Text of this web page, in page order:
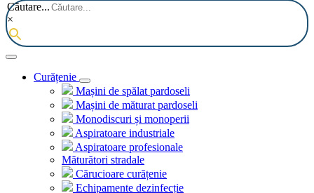
Căutare...
×
Curățenie
Mașini de spălat pardoseli
Mașini de măturat pardoseli
Monodiscuri și monoperii
Aspiratoare industriale
Aspiratoare profesionale
Măturători stradale
Cărucioare curățenie
Echipamente dezinfecție